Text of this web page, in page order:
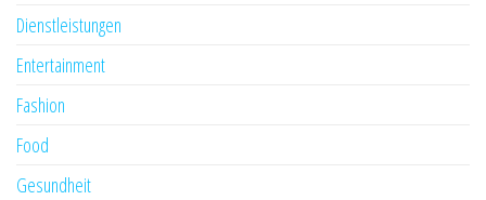
Dienstleistungen
Entertainment
Fashion
Food
Gesundheit